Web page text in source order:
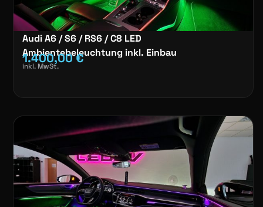
Audi A6 / S6 / RS6 / C8 LED
Ambientebeleuchtung inkl. Einbau
1.400,00€
inkl. MwSt.